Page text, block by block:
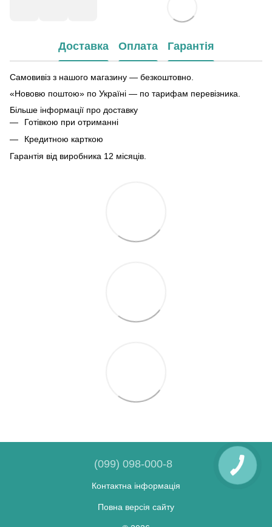
Доставка Оплата Гарантія
Самовивіз з нашого магазину — безкоштовно.
«Нововю поштою» по Україні — по тарифам перевізника.
Більше інформації про доставку
Готівкою при отриманні
Кредитною карткою
Гарантія від виробника 12 місяців.
(099) 098-000-8
Контактна інформація
Повна версія сайту